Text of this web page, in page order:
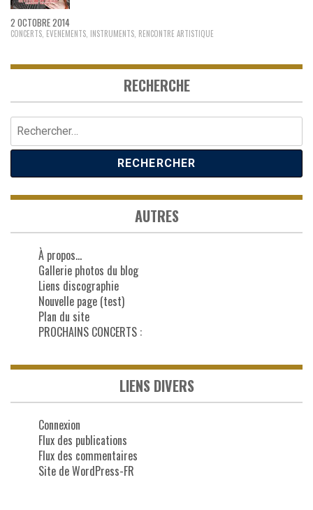
2 OCTOBRE 2014
CONCERTS EVENEMENTS INSTRUMENTS RENCONTRE ARTISTIQUE
RECHERCHE
Rechercher :
AUTRES
À propos…
Gallerie photos du blog
Liens discographie
Nouvelle page (test)
Plan du site
PROCHAINS CONCERTS :
LIENS DIVERS
Connexion
Flux des publications
Flux des commentaires
Site de WordPress-FR